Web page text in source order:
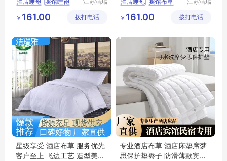
宾馆床上用品
有限公司
￥ 161.00 拨打电话
客房床上用品
有限公司
￥ 161.00 拨打电话
星级享受 酒店布草 服务优先
客户至上 飞边工艺 造型美观
专业酒店布草 酒店床垫席梦
思保护垫褥子 防滑薄款宾馆